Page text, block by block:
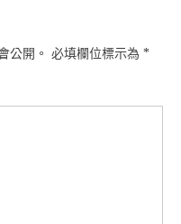
公開。 必填欄位標示為 *